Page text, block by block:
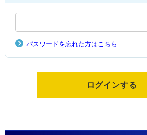
パスワードを忘れた方はこちら